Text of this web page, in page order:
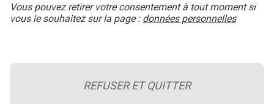
Le blog de la sécurité incendie
Vous pouvez retirer votre consentement à tout moment si
vous le souhaitez sur la page : données personnelles
REFUSER ET QUITTER